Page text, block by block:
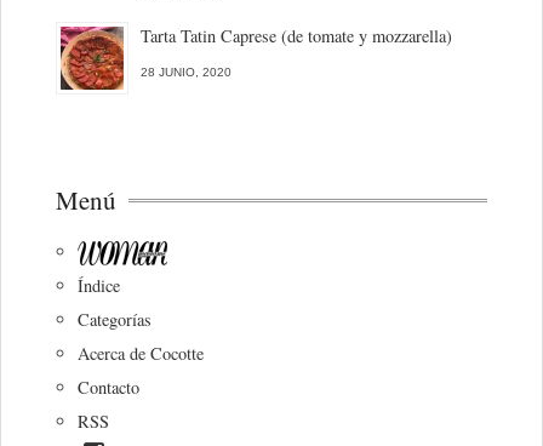
Tarta Tatin Caprese (de tomate y mozzarella)
28 JUNIO, 2020
Menú
Índice
Categorías
Acerca de Cocotte
Contacto
RSS